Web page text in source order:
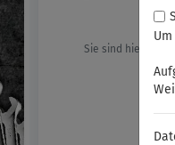
Sie sind hier: